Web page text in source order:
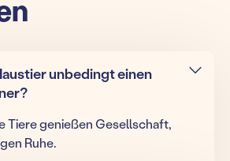
unbedingt einen
Tiere genießen Gesellschaft,
Ruhe.